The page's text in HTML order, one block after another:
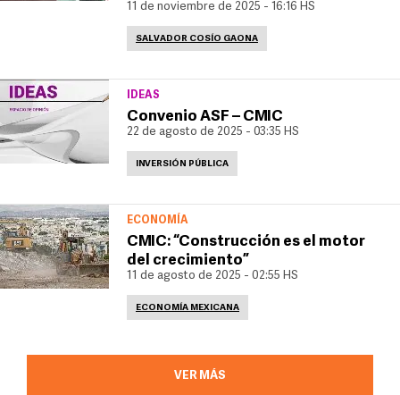
11 de noviembre de 2025 - 16:16 HS
SALVADOR COSÍO GAONA
IDEAS
Convenio ASF – CMIC
22 de agosto de 2025 - 03:35 HS
INVERSIÓN PÚBLICA
ECONOMÍA
CMIC: “Construcción es el motor
del crecimiento”
11 de agosto de 2025 - 02:55 HS
ECONOMÍA MEXICANA
VER MÁS